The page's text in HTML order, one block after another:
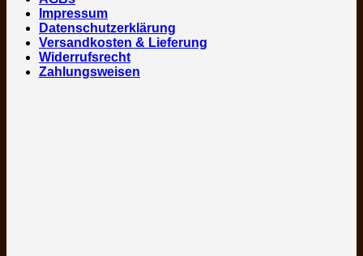
Impressum
Datenschutzerklärung
Versandkosten & Lieferung
Widerrufsrecht
Zahlungsweisen